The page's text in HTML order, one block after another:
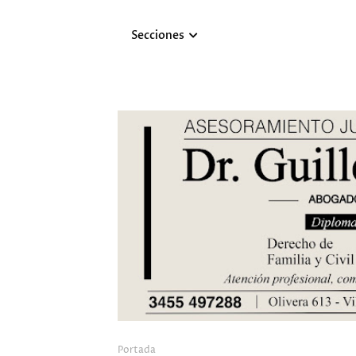
Secciones
Portada